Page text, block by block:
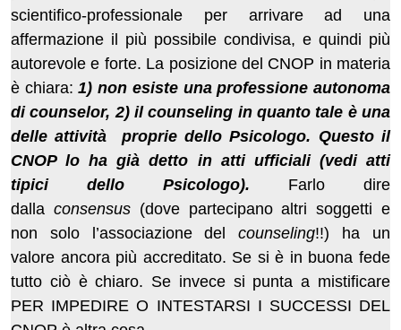
scientifico-professionale per arrivare ad una
affermazione il più possibile condivisa, e quindi più
autorevole e forte. La posizione del CNOP in materia
è chiara:1) non esiste una professione autonoma
di counselor, 2) il counseling in quanto tale è una
delle attività proprie dello Psicologo. Questo il
CNOP lo ha già detto in atti ufficiali (vedi atti
tipici dello Psicologo).
Farlo dire
dalla consensus(dove partecipano altri soggetti e
non solo l’associazione delcounseling!!) ha un
valore ancora più accreditato. Se si è in buona fede
tutto ciò è chiaro. Se invece si punta a mistificare
PER IMPEDIRE O INTESTARSI I SUCCESSI DEL